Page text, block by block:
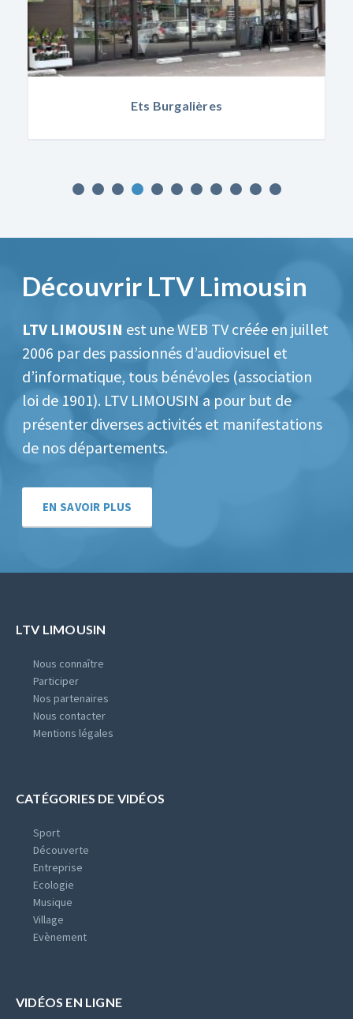
Ets Burgalières
Découvrir LTV Limousin
LTV LIMOUSIN est une WEB TV créée en juillet
2006 par des passionnés d’audiovisuel et
d’informatique, tous bénévoles (association
loi de 1901). LTV LIMOUSIN a pour but de
présenter diverses activités et manifestations
de nos départements.
EN SAVOIR PLUS
LTV LIMOUSIN
Nous connaître
Participer
Nos partenaires
Nous contacter
Mentions légales
CATÉGORIES DE VIDÉOS
Sport
Découverte
Entreprise
Ecologie
Musique
Village
Evènement
VIDÉOS EN LIGNE